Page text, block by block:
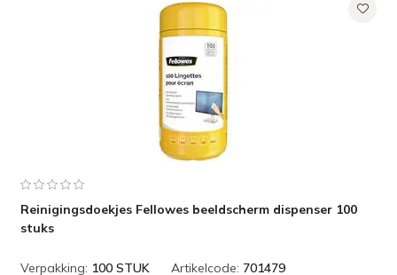
Reinigingsdoekjes Fellowes beeldscherm dispenser 100
stuks
Verpakking: 100 STUK Artikelcode: 701479